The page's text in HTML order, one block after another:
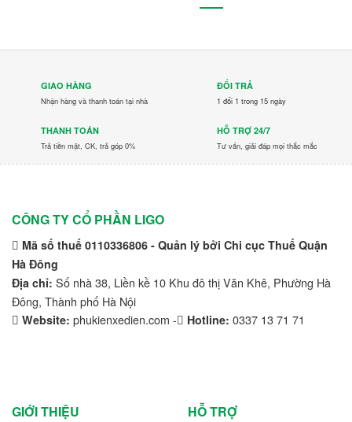
GIAO HÀNG
Nhận hàng và thanh toán tại nhà
ĐỔI TRẢ
1 đổi 1 trong 15 ngày
THANH TOÁN
Trả tiền mặt, CK, trả góp 0%
HỖ TRỢ 24/7
Tư vấn, giải đáp mọi thắc mắc
CÔNG TY CỔ PHẦN LIGO
Mã số thuế 0110336806 - Quản lý bởi Chi cục Thuế Quận
Hà Đông
Địa chỉ: Số nhà 38, Liền kề 10 Khu đô thị Văn Khê, Phường Hà
Đông, Thành phố Hà Nội
Website: phukienxedien.com - Hotline: 0337 13 71 71
GIỚI THIỆU HỖ TRỢ